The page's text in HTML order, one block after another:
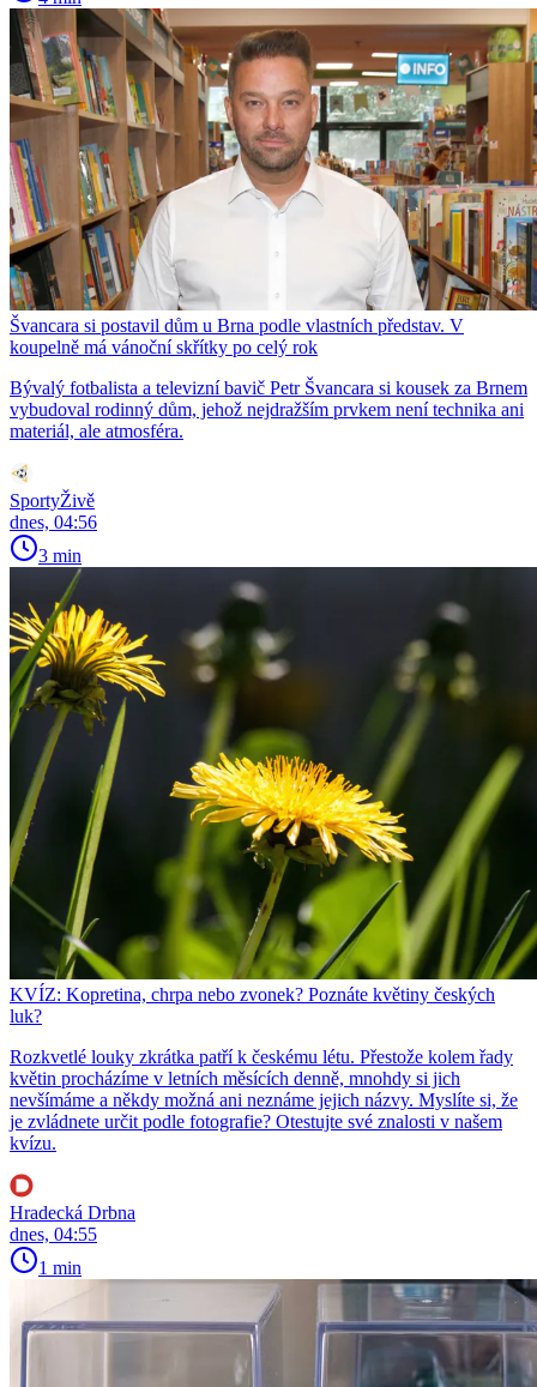
Švancara si postavil dům u Brna podle vlastních představ. V
koupelně má vánoční skřítky po celý rok
Bývalý fotbalista a televizní bavič Petr Švancara si kousek za Brnem
vybudoval rodinný dům, jehož nejdražším prvkem není technika ani
materiál, ale atmosféra.
SportyŽivě
dnes, 04:56
3 min
KVÍZ: Kopretina, chrpa nebo zvonek? Poznáte květiny českých
luk?
Rozkvetlé louky zkrátka patří k českému létu. Přestože kolem řady
květin procházíme v letních měsících denně, mnohdy si jich
nevšímáme a někdy možná ani neznáme jejich názvy. Myslíte si, že
je zvládnete určit podle fotografie? Otestujte své znalosti v našem
kvízu.
Hradecká Drbna
dnes, 04:55
1 min